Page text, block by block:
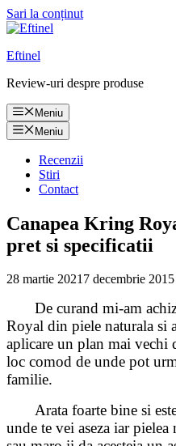
Sari la conținut
Eftinel
Review-uri despre produse
Meniu
Meniu
Recenzii
Stiri
Contact
Canapea Kring
pret si specificatii
28 martie 20217 decembrie 2015
De curand mi-am
Royal din piele naturala si
aplicare un plan mai vechi
loc comod de unde pot
familie.
Arata foarte bine si este
unde te vei aseza iar